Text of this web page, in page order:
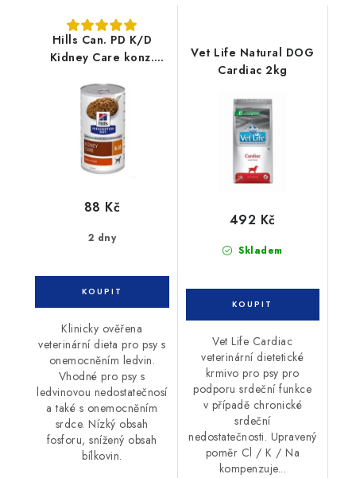
Hills Can. PD K/D
Kidney Care konz.
2 dny
88 Kč
Klinicky ověřena
veterinární dieta pro psy s
onemocněním ledvin.
Vhodné pro psy s
ledvinovou nedostatečnosí
a také s onemocněním
srdce. Nízký obsah
fosforu, snížený obsah
bílkovin.
Vet Life Natural DOG
Cardiac 2kg
Skladem
492 Kč
Vet Life Cardiac
veterinární dietetické
krmivo pro psy pro
podporu srdeční funkce
v případě chronické
srdeční
nedostatečnosti. Upravený
poměr Cl / K / Na
kompenzuje...